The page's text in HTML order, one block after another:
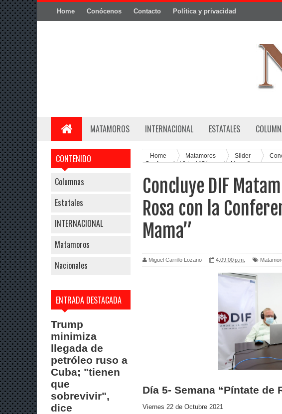
Home Conócenos Contacto Política y privacidad
MATAMOROS INTERNACIONAL ESTATALES
CONTENIDO
Columnas
Estatales
INTERNACIONAL
Matamoros
Nacionales
ENTRADA DESTACADA
Trump
minimiza
llegada de
petróleo ruso a
Cuba; "tienen
que
sobrevivir",
dice
Home Matamoros Slider
Conferencia Virtual “Cáncer de Mama”
Concluye DIF
Rosa con la
Mama”
Miguel Carrillo Lozano 4:09:00 p.m.
Día 5- Semana “Píntate de
Viernes 22 de Octubre 2021